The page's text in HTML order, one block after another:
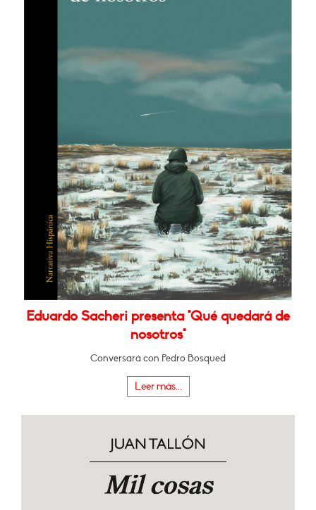
Eduardo Sacheri presenta "Qué quedará de
nosotros"
Conversará con Pedro Bosqued
Leer más...